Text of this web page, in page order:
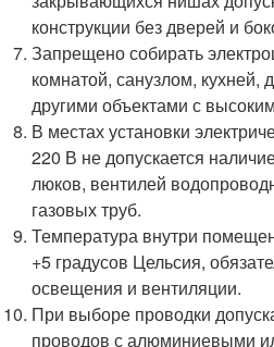
конструкции без дверей и
Запрещено собирать
комнатой, санузлом, кухней,
другими объектами с
В местах установки
220 В не допускается
люков, вентилей
газовых труб.
Температура внутри
+5 градусов Цельсия,
освещения и вентиляции.
При выборе проводки
проводов с алюминиевыми